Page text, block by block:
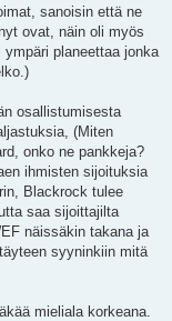
sanoisin että ne
ovat, näin oli myös
planeettaa jonka
osallistumisesta
(Miten
onko ne pankkeja?
ihmisten sijoituksia
Blackrock tulee
saa sijoittajilta
näissäkin takana ja
syyninkiin mitä
mieliala korkeana.